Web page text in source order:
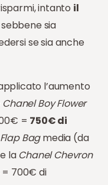
intanto il
sia
se sia anche
l’aumento
Chanel Boy Flower
= 750€ di
Bagmedia (da
la Chanel Chevron
700€ di